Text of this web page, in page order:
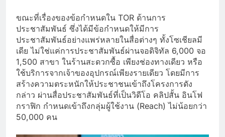
ขณะที่เรื่องของข้อกำหนดใน TOR ด้านการ
ประชาสัมพันธ์ ซึ่งได้มีข้อกำหนดให้มีการ
ประชาสัมพันธ์อย่างแพร่หลายในสื่อต่างๆ ทั้งโซเชียลมี
เดีย ไม่ใช่แค่การประชาสัมพันธ์ผ่านจอดิจิทัล 6,000 จอ
1,500 สาขา ในร้านสะดวกซื้อ เพียงช่องทางเดียว หรือ
ใช้บริการจากเจ้าของอุปกรณ์เพียงรายเดียว โดยมีการ
สร้างความตระหนักให้ประชาชนเข้าถึงโครงการดัง
กล่าว ผ่านสื่อประชาสัมพันธ์ที่เป็นวิดีโอ คลิปสั้น อินโฟ
กราฟิก กำหนดเข้าถึงกลุ่มผู้ใช้งาน (Reach) ไม่น้อยกว่า
50,000 คน